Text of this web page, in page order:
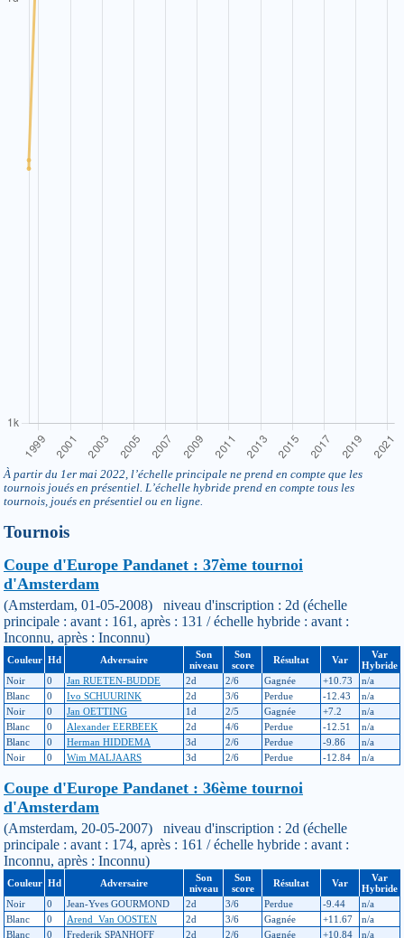
À partir du 1er mai 2022, l’échelle principale ne prend en compte que les
tournois joués en présentiel. L’échelle hybride prend en compte tous les
tournois, joués en présentiel ou en ligne.
Tournois
Coupe d'Europe Pandanet : 37ème tournoi
d'Amsterdam
(Amsterdam, 01-05-2008) niveau d'inscription : 2d (échelle
principale : avant : 161, après : 131 / échelle hybride : avant :
Inconnu, après : Inconnu)
Couleur Hd Adversaire
Son
niveau
Son
score
Résultat Var
Var
Hybride
Noir
0 Jan RUETEN-BUDDE 2d 2/6 Gagnée +10.73
n/a
Blanc
0 Ivo SCHUURINK 2d 3/6 Perdue -12.43
n/a
Noir
0 Jan OETTING 1d 2/5 Gagnée +7.2
n/a
Blanc
0 Alexander EERBEEK 2d 4/6 Perdue -12.51
n/a
Blanc
0 Herman HIDDEMA 3d 2/6 Perdue -9.86
n/a
Noir
0 Wim MALJAARS 3d 2/6 Perdue -12.84 n/a
Coupe d'Europe Pandanet : 36ème tournoi
d'Amsterdam
(Amsterdam, 20-05-2007) niveau d'inscription : 2d (échelle
principale : avant : 174, après : 161 / échelle hybride : avant :
Inconnu, après : Inconnu)
Couleur Hd Adversaire
Son
niveau
Son
score
Résultat Var
Var
Hybride
Noir
0 Jean-Yves GOURMOND 2d 3/6 Perdue -9.44
n/a
Blanc
0 Arend_Van OOSTEN 2d 3/6 Gagnée +11.67
n/a
Blanc
0 Frederik SPANHOFF 2d 2/6 Gagnée +10.84 n/a